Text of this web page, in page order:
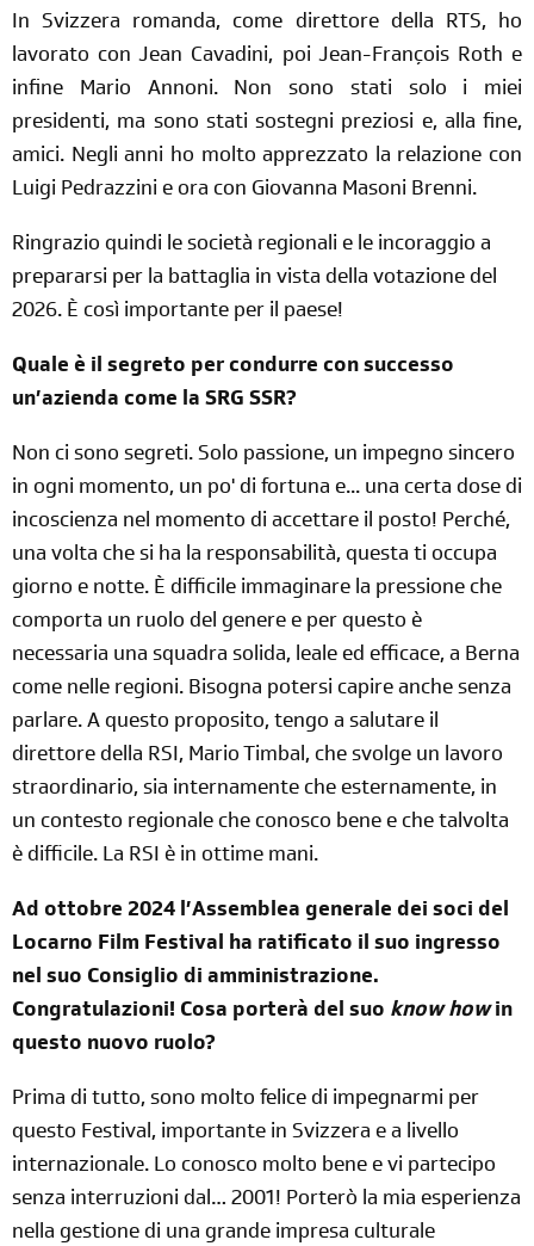
In Svizzera romanda, come direttore della RTS, ho
lavorato con Jean Cavadini, poi Jean-François Roth e
infine Mario Annoni. Non sono stati solo i miei
presidenti, ma sono stati sostegni preziosi e, alla fine,
amici. Negli anni ho molto apprezzato la relazione con
Luigi Pedrazzini e ora con Giovanna Masoni Brenni.
Ringrazio quindi le società regionali e le incoraggio a
prepararsi per la battaglia in vista della votazione del
2026. È così importante per il paese!
Quale è il segreto per condurre con successo
un’azienda come la SRG SSR?
Non ci sono segreti. Solo passione, un impegno sincero
in ogni momento, un po' di fortuna e... una certa dose di
incoscienza nel momento di accettare il posto! Perché,
una volta che si ha la responsabilità, questa ti occupa
giorno e notte. È difficile immaginare la pressione che
comporta un ruolo del genere e per questo è
necessaria una squadra solida, leale ed efficace, a Berna
come nelle regioni. Bisogna potersi capire anche senza
parlare. A questo proposito, tengo a salutare il
direttore della RSI, Mario Timbal, che svolge un lavoro
straordinario, sia internamente che esternamente, in
un contesto regionale che conosco bene e che talvolta
è difficile. La RSI è in ottime mani.
Ad ottobre 2024 l’Assemblea generale dei soci del
Locarno Film Festival ha ratificato il suo ingresso
nel suo Consiglio di amministrazione.
Congratulazioni! Cosa porterà del suo know howin
questo nuovo ruolo?
Prima di tutto, sono molto felice di impegnarmi per
questo Festival, importante in Svizzera e a livello
internazionale. Lo conosco molto bene e vi partecipo
senza interruzioni dal… 2001! Porterò la mia esperienza
nella gestione di una grande impresa culturale